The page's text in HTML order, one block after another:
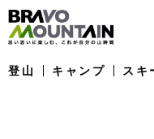
登山 キャンプ スキ